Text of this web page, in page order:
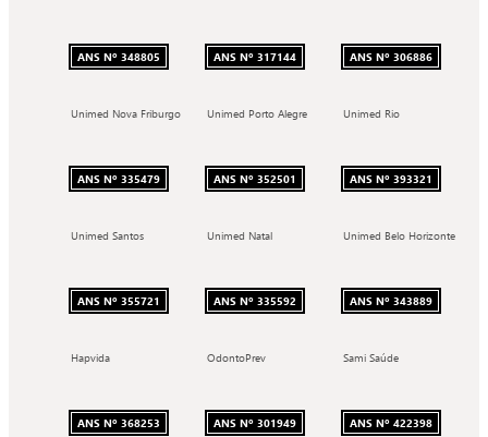
ANS Nº 348805 ANS Nº 317144 ANS Nº 306886
Unimed Nova Friburgo
ANS Nº 335479
Unimed Porto Alegre
ANS Nº 352501
Unimed Rio
ANS Nº 393321
Unimed Santos
ANS Nº 355721
Unimed Natal
ANS Nº 335592
Unimed Belo Horizonte
ANS Nº 343889
Hapvida
ANS Nº 368253
OdontoPrev
ANS Nº 301949
Sami Saúde
ANS Nº 422398